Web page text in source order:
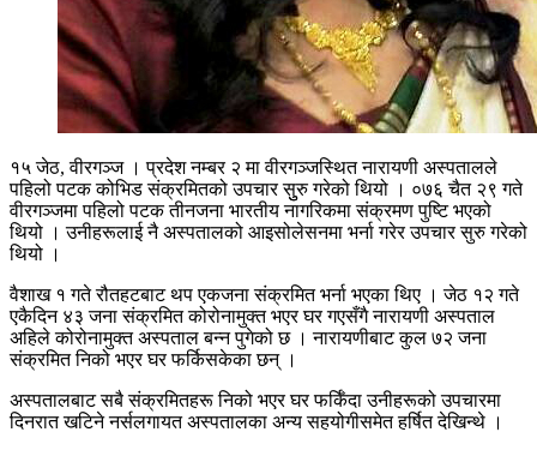
१५ जेठ, वीरगञ्ज । प्रदेश नम्बर २ मा वीरगञ्जस्थित नारायणी अस्पतालले
पहिलो पटक कोभिड संक्रमितको उपचार सुुरु गरेको थियो । ०७६ चैत २९ गते
वीरगञ्जमा पहिलो पटक तीनजना भारतीय नागरिकमा संक्रमण पुष्टि भएको
थियो । उनीहरूलाई नै अस्पतालको आइसोलेसनमा भर्ना गरेर उपचार सुरु गरेको
थियो ।
वैशाख १ गते रौतहटबाट थप एकजना संक्रमित भर्ना भएका थिए । जेठ १२ गते
एकैदिन ४३ जना संक्रमित कोरोनामुक्त भएर घर गएसँगै नारायणी अस्पताल
अहिले कोरोनामुक्त अस्पताल बन्न पुगेको छ । नारायणीबाट कुल ७२ जना
संक्रमित निको भएर घर फर्किसकेका छन् ।
अस्पतालबाट सबै संक्रमितहरू निको भएर घर फर्किँदा उनीहरूको उपचारमा
दिनरात खटिने नर्सलगायत अस्पतालका अन्य सहयोगीसमेत हर्षित देखिन्थे ।